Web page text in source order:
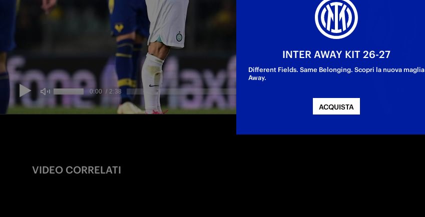
VIDEO CORRELATI
INTER AWAY KIT 26-27
Different Fields. Same Belonging. Scopri la nuova maglia
Away.
ACQUISTA